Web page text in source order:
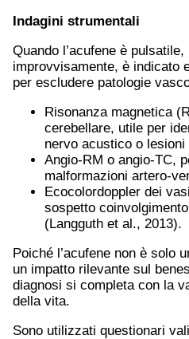
Indagini strumentali
Quando l’acufene è
improvvisamente, è indicato
per escludere patologie
Risonanza magnetica
cerebellare, utile per
nervo acustico o lesioni
Angio-RM o angio-TC,
malformazioni artero-
Ecocolordoppler dei
sospetto
(Langguth et al., 2013).
Poiché l’acufene non è solo
un impatto rilevante sul
diagnosi si completa con la
della vita.
Sono utilizzati questionari